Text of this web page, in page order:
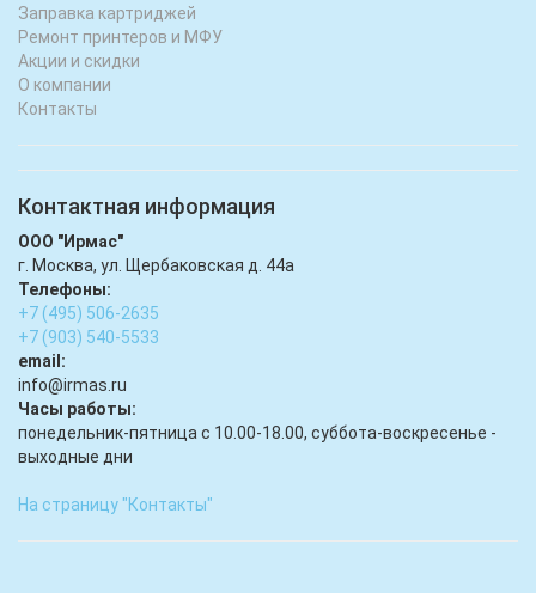
Заправка картриджей
Ремонт принтеров и МФУ
Акции и скидки
О компании
Контакты
Контактная информация
ООО "Ирмас"
г. Москва, ул. Щербаковская д. 44а
Телефоны:
+7 (495) 506-2635
+7 (903) 540-5533
email:
infо@irmas.ru
Часы работы:
понедельник-пятница с 10.00-18.00, суббота-воскресенье -
выходные дни
На страницу "Контакты"